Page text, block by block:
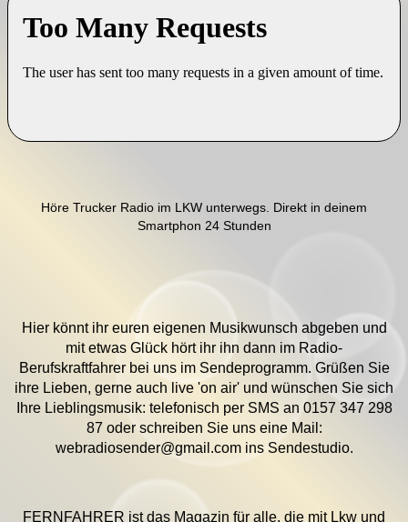
Höre Trucker Radio im LKW unterwegs. Direkt in deinem
Smartphon 24 Stunden
Hier könnt ihr euren eigenen Musikwunsch abgeben und
mit etwas Glück hört ihr ihn dann im Radio-
Berufskraftfahrer bei uns im Sendeprogramm. Grüßen Sie
ihre Lieben, gerne auch live 'on air' und wünschen Sie sich
Ihre Lieblingsmusik: telefonisch per SMS an 0157 347 298
87 oder schreiben Sie uns eine Mail:
webradiosender@gmail.com ins Sendestudio.
FERNFAHRER ist das Magazin für alle, die mit Lkw und